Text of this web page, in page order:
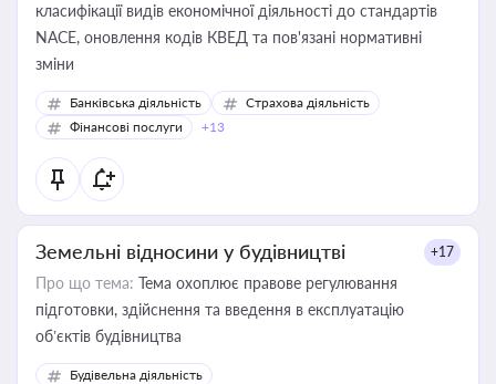
класифікації видів економічної діяльності до стандартів
NACE, оновлення кодів КВЕД та пов'язані нормативні
зміни
Банківська діяльність
Страхова діяльність
Фінансові послуги
+13
Земельні відносини у будівництві +17
Про що тема: Тема охоплює правове регулювання
підготовки, здійснення та введення в експлуатацію
об’єктів будівництва
Будівельна діяльність